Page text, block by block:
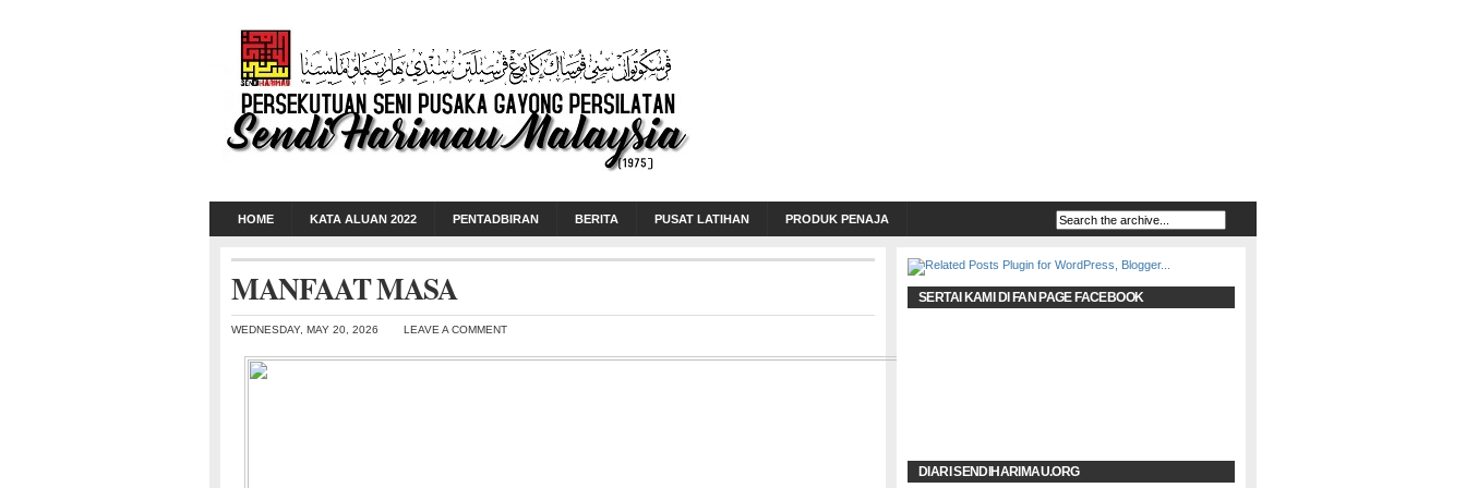
HOME KATA ALUAN 2022 PENTADBIRAN BERITA PUSAT LATIHAN PRODUK PENAJA
MANFAAT MASA
WEDNESDAY, MAY 20, 2026 LEAVE A COMMENT
SERTAI KAMI DI FAN PAGE FACEBOOK
DIARI SENDIHARIMAU.ORG